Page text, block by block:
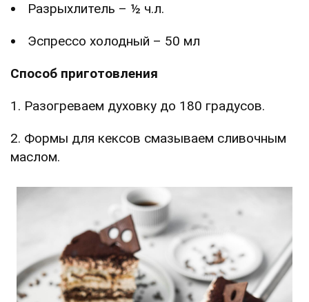
Разрыхлитель – ½ ч.л.
Эспрессо холодный – 50 мл
Способ приготовления
1. Разогреваем духовку до 180 градусов.
2. Формы для кексов смазываем сливочным
маслом.